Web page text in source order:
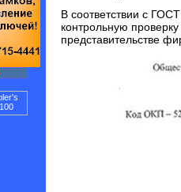
В соответствии с
контрольную
представительстве